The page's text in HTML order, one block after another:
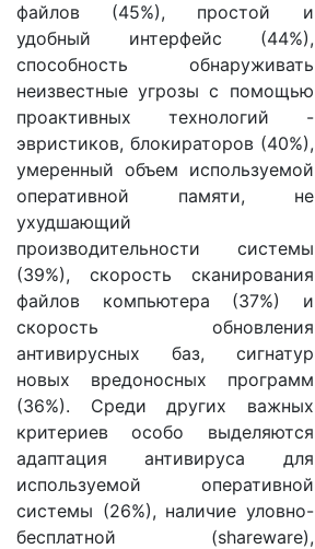
файлов (45%), простой и
удобный интерфейс (44%),
способность обнаруживать
неизвестные угрозы с помощью
проактивных технологий -
эвристиков, блокираторов (40%),
умеренный объем используемой
оперативной памяти, не
ухудшающий
производительности системы
(39%), скорость сканирования
файлов компьютера (37%) и
скорость обновления
антивирусных баз, сигнатур
новых вредоносных программ
(36%). Среди других важных
критериев особо выделяются
адаптация антивируса для
используемой оперативной
системы (26%), наличие уловно-
бесплатной (shareware),